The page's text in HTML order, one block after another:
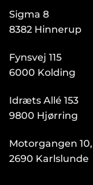
Sigma 8
8382 Hinnerup
Fynsvej 115
6000 Kolding
Idræts Allé 153
9800 Hjørring
Motorgangen 10,
2690 Karlslunde